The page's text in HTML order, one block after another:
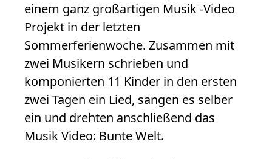
einem ganz großartigen Musik -Video
Projekt in der letzten
Sommerferienwoche. Zusammen mit
zwei Musikern schrieben und
komponierten 11 Kinder in den ersten
zwei Tagen ein Lied, sangen es selber
ein und drehten anschließend das
Musik Video: Bunte Welt.